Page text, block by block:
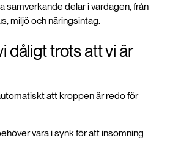
samverkande delar i vardagen, från
miljö och näringsintag.
dåligt trots att vi är
att kroppen är redo för
vara i synk för att insomning